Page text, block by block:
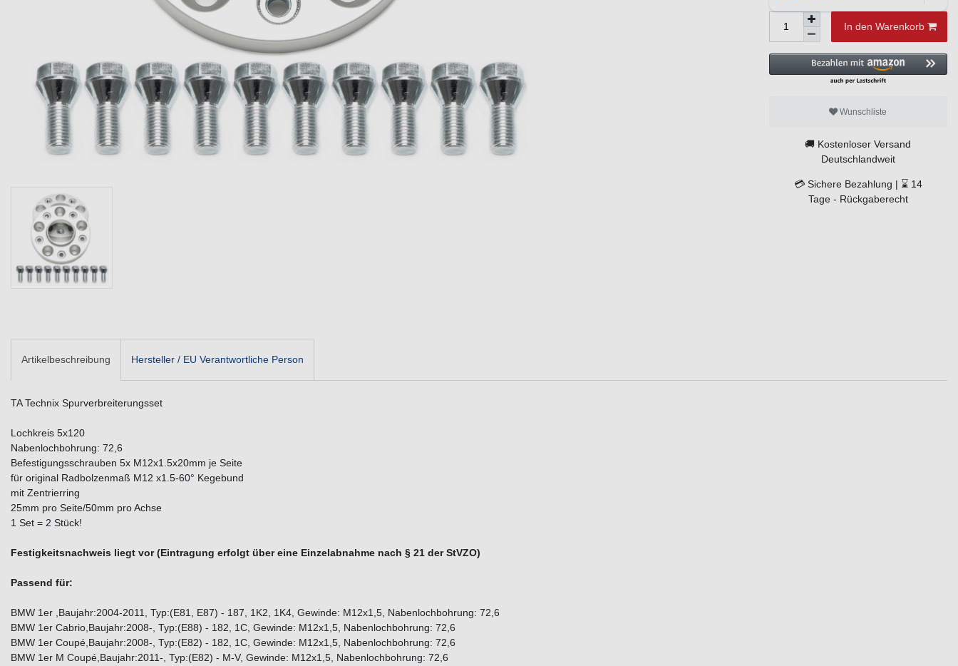
In den Warenkorb
Wunschliste
🚚 Kostenloser Versand
Deutschlandweit
💳 Sichere Bezahlung | ⌛ 14
Tage - Rückgaberecht
Artikelbeschreibung Hersteller / EU Verantwortliche Person
TA Technix Spurverbreiterungsset
Lochkreis 5x120
Nabenlochbohrung: 72,6
Befestigungsschrauben 5x M12x1.5x20mm je Seite
für original Radbolzenmaß M12 x1.5-60° Kegebund
mit Zentrierring
25mm pro Seite/50mm pro Achse
1 Set = 2 Stück!
Festigkeitsnachweis liegt vor (Eintragung erfolgt über eine Einzelabnahme nach § 21 der StVZO)
Passend für:
BMW 1er ,Baujahr:2004-2011, Typ:(E81, E87) - 187, 1K2, 1K4, Gewinde: M12x1,5, Nabenlochbohrung: 72,6
BMW 1er Cabrio,Baujahr:2008-, Typ:(E88) - 182, 1C, Gewinde: M12x1,5, Nabenlochbohrung: 72,6
BMW 1er Coupé,Baujahr:2008-, Typ:(E82) - 182, 1C, Gewinde: M12x1,5, Nabenlochbohrung: 72,6
BMW 1er M Coupé,Baujahr:2011-, Typ:(E82) - M-V, Gewinde: M12x1,5, Nabenlochbohrung: 72,6